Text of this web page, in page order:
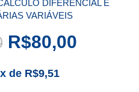
DIFERENCIAL E
VARIÁVEIS
R$80,00
de R$9,51